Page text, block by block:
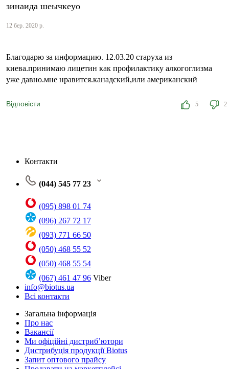
зинаида шеычкеуо
12 бер. 2020 р.
Благодарю за информацию. 12.03.20 старуха из
киева.принимаю лицетин как профилактику алкогоглизма
уже давно.мне нравится.канадский,или американский
Відповісти 5 2
Контакти
(044) 545 77 23
(095) 898 01 74
(096) 267 72 17
(093) 771 66 50
(050) 468 55 52
(050) 468 55 54
(067) 461 47 96 Viber
info@biotus.ua
Всі контакти
Загальна інформація
Про нас
Вакансії
Ми офіційні дистриб’ютори
Дистрибуція продукції Biotus
Запит оптового прайсу